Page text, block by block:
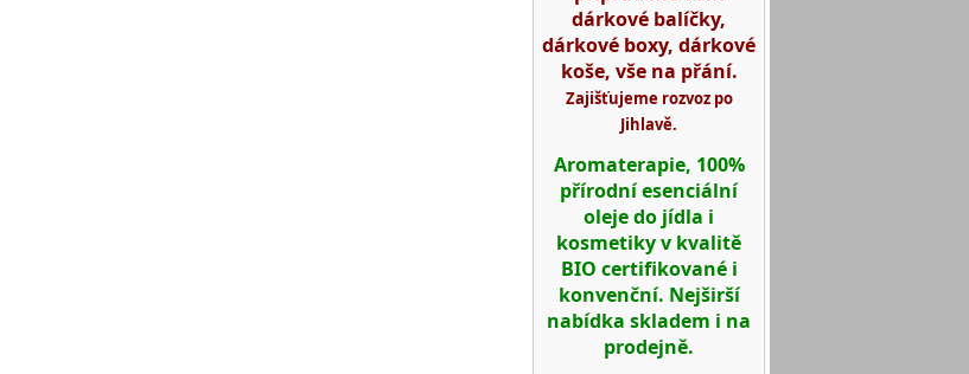
dárkové balíčky,
dárkové boxy, dárkové
koše, vše na přání.
Zajišťujeme rozvoz po
Jihlavě.
Aromaterapie, 100%
přírodní esenciální
oleje do jídla i
kosmetiky v kvalitě
BIO certifikované i
konvenční. Nejširší
nabídka skladem i na
prodejně.